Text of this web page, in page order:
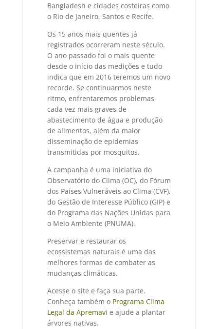
Bangladesh e cidades costeiras como
o Rio de Janeiro, Santos e Recife.
Os 15 anos mais quentes já
registrados ocorreram neste século.
O ano passado foi o mais quente
desde o início das medições e tudo
indica que em 2016 teremos um novo
recorde. Se continuarmos neste
ritmo, enfrentaremos problemas
cada vez mais graves de
abastecimento de água e produção
de alimentos, além da maior
disseminação de epidemias
transmitidas por mosquitos.
A campanha é uma iniciativa do
Observatório do Clima (OC), do Fórum
dos Países Vulneráveis ao Clima (CVF),
do Gestão de Interesse Público (GIP) e
do Programa das Nações Unidas para
o Meio Ambiente (PNUMA).
Preservar e restaurar os
ecossistemas naturais é uma das
melhores formas de combater as
mudanças climáticas.
Acesse o site e faça sua parte.
Conheça também o Programa Clima
Legal da Apremavi e ajude a plantar
árvores nativas.